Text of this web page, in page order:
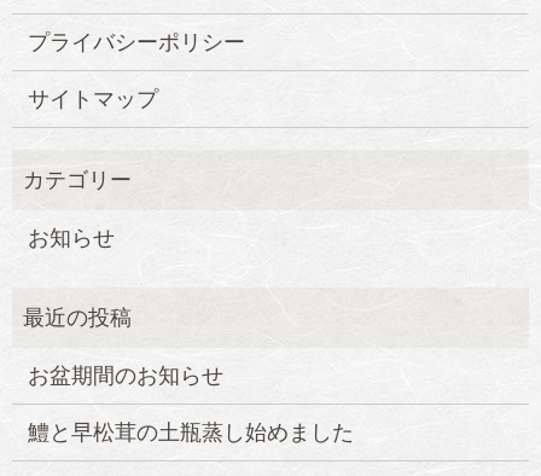
プライバシーポリシー
サイトマップ
お知らせ
お盆期間のお知らせ
鱧と早松茸の土瓶蒸し始めました